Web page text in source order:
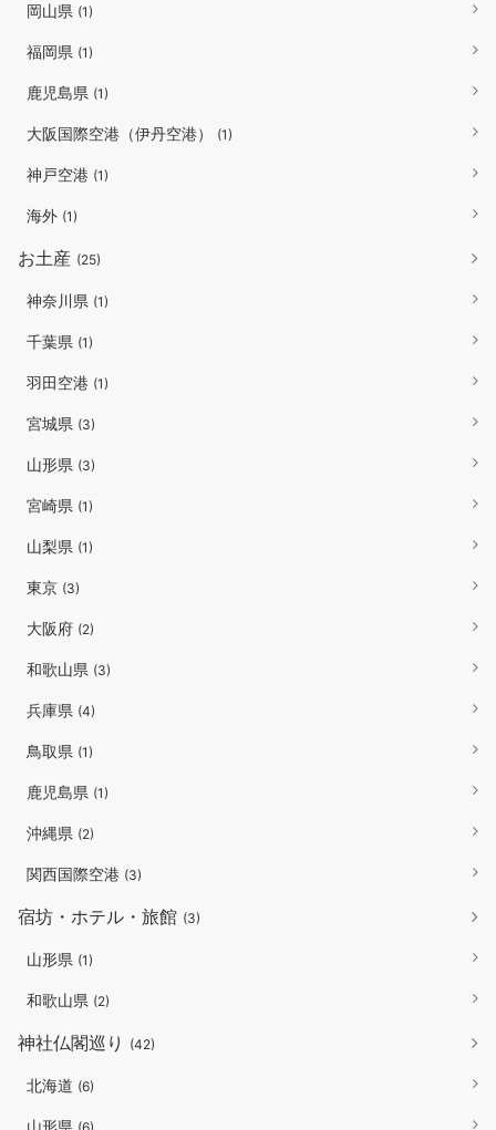
岡山県 (1)
福岡県 (1)
鹿児島県 (1)
大阪国際空港（伊丹空港） (1)
神戸空港 (1)
海外 (1)
お土産 (25)
神奈川県 (1)
千葉県 (1)
羽田空港 (1)
宮城県 (3)
山形県 (3)
宮崎県 (1)
山梨県 (1)
東京 (3)
大阪府 (2)
和歌山県 (3)
兵庫県 (4)
鳥取県 (1)
鹿児島県 (1)
沖縄県 (2)
関西国際空港 (3)
宿坊・ホテル・旅館 (3)
山形県 (1)
和歌山県 (2)
神社仏閣巡り (42)
北海道 (6)
山形県